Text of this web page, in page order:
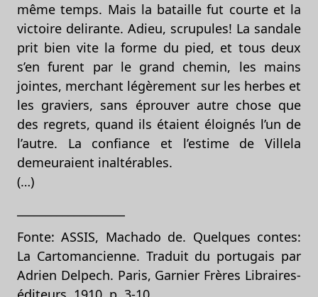
même temps. Mais la bataille fut courte et la
victoire delirante. Adieu, scrupules! La sandale
prit bien vite la forme du pied, et tous deux
s’en furent par le grand chemin, les mains
jointes, merchant légèrement sur les herbes et
les graviers, sans éprouver autre chose que
des regrets, quand ils étaient éloignés l’un de
l’autre. La confiance et l’estime de Villela
demeuraient inaltérables.
(…)
Fonte: ASSIS, Machado de. Quelques contes:
La Cartomancienne. Traduit du portugais par
Adrien Delpech. Paris, Garnier Frères Libraires-